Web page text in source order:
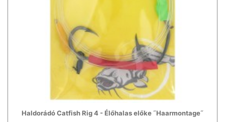
Haldorádó Catfish Rig 4 - Élőhalas előke ˝Haarmontage˝